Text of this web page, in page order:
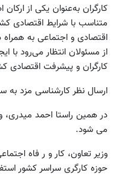
کارگران به‌عنوان یکی از
متناسب با شرایط اقتصادی
اقتصادی و اجتماعی به همراه
از مسئولان انتظار می‌رود
کارگران و پیشرفت اقتصادی
ارسال نظر کارشناسی مزد به
در همین راستا احمد میدری،
می شود.
حوزه کارگری سراسر کشور